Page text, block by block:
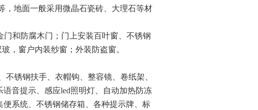
，地面一般采用微晶石瓷砖、大理石等材
和防腐木门；门上安装百叶窗、不锈钢
，窗户内装纱窗；外装防盗窗。
锈钢扶手、衣帽钩、整容镜、卷纸架、
语音提示、感应led照明灯、自动加热防冻
便系统、不锈钢储存箱、各种提示牌、标